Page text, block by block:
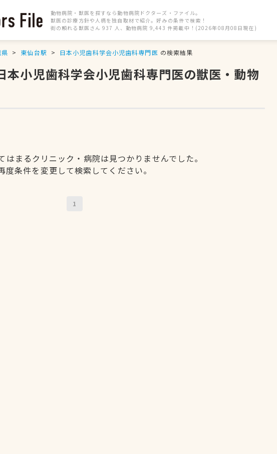
動物病院・獣医を探すなら動物病院ドクターズ・ファイル。
獣医の診療方針や人柄を独自取材で紹介。好みの条件で検索！
街の頼れる獣医さん 937 人、動物病院 9,443 件掲載中！(2026年08月08日現在)
東仙台駅 日本小児歯科学会小児歯科専門医 の検索結果
本小児歯科学会小児歯科専門医の獣医・動物
はまるクリニック・病院は見つかりませんでした。
度条件を変更して検索してください。
1